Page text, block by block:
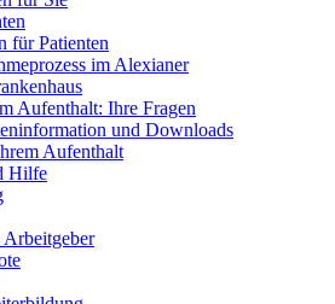
für Patienten
im Alexianer
Aufenthalt: Ihre Fragen
und Downloads
Aufenthalt
Hilfe